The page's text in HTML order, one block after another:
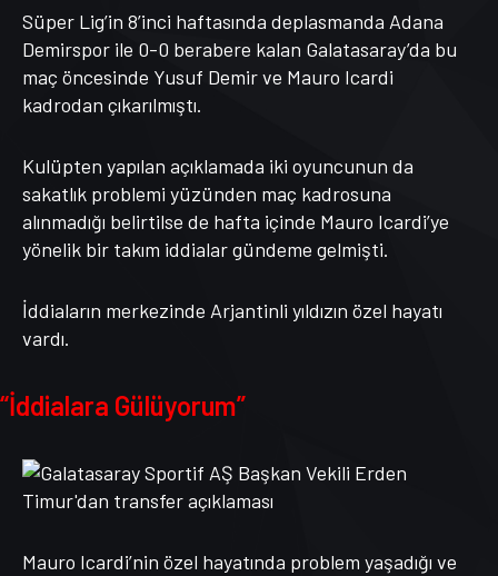
Süper Lig’in 8’inci haftasında deplasmanda Adana
Demirspor ile 0-0 berabere kalan Galatasaray’da bu
maç öncesinde Yusuf Demir ve Mauro Icardi
kadrodan çıkarılmıştı.
Kulüpten yapılan açıklamada iki oyuncunun da
sakatlık problemi yüzünden maç kadrosuna
alınmadığı belirtilse de hafta içinde Mauro Icardi’ye
yönelik bir takım iddialar gündeme gelmişti.
İddiaların merkezinde Arjantinli yıldızın özel hayatı
vardı.
“İddialara Gülüyorum”
Mauro Icardi’nin özel hayatında problem yaşadığı ve